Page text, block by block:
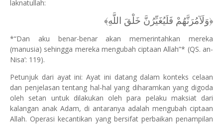
laknatullah:
﴿وَلَآمُرَنَّهُمْ فَلَيُغَيِّرُنَّ خَلْقَ اللَّهِ﴾
*“Dan aku benar-benar akan memerintahkan mereka
(manusia) sehingga mereka mengubah ciptaan Allah”* (QS. an-
Nisa’: 119).
Petunjuk dari ayat ini: Ayat ini datang dalam konteks celaan
dan penjelasan tentang hal-hal yang diharamkan yang digoda
oleh setan untuk dilakukan oleh para pelaku maksiat dari
kalangan anak Adam, di antaranya adalah mengubah ciptaan
Allah. Operasi kecantikan yang bersifat perbaikan penampilan